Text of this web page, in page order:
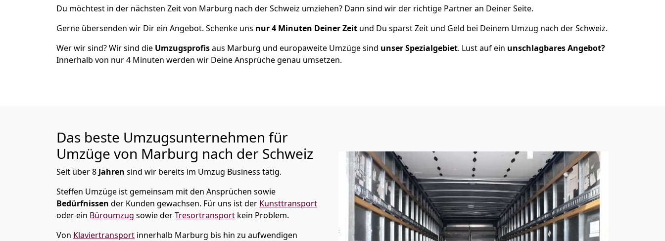
Du möchtest in der nächsten Zeit von Marburg nach der Schweiz umziehen? Dann sind wir der richtige Partner an Deiner Seite.
Gerne übersenden wir Dir ein Angebot. Schenke uns nur4 Minuten Deiner Zeit und Du sparst Zeit und Geld bei Deinem Umzug nach der Schweiz.
Wer wir sind? Wir sind die Umzugsprofisaus Marburg und europaweite Umzüge sind unser Spezialgebiet. Lust auf ein unschlagbares Angebot?
Innerhalb von nur4 Minuten werden wir Deine Ansprüche genau umsetzen.
Das beste Umzugsunternehmen für
Umzüge von Marburg nach der Schweiz
Seit über8 Jahren sind wir bereits im Umzug Business tätig.
Steffen Umzüge ist gemeinsam mit den Ansprüchen sowie
Bedürfnissen der Kunden gewachsen. Für uns ist der Kunsttransport
oder ein Büroumzug sowie derTresortransport kein Problem.
Von Klaviertransport innerhalb Marburg bis hin zu aufwendigen